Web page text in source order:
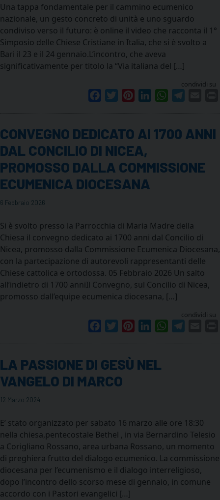
Una tappa fondamentale per il cammino ecumenico
nazionale, un gesto concreto di unità e uno sguardo
condiviso verso il futuro: è online il video che racconta il 1°
Simposio delle Chiese Cristiane in Italia, che si è svolto a
Bari il 23 e il 24 gennaio.L’incontro, che aveva
significativamente per titolo la “Via italiana del […]
condividi su
FacebookTwitterPinterestLinkedInWhatsApp
CONVEGNO DEDICATO AI 1700 ANNI
DAL CONCILIO DI NICEA,
PROMOSSO DALLA COMMISSIONE
ECUMENICA DIOCESANA
6 Febbraio 2026
Si è svolto presso la Parrocchia di Maria Madre della
Chiesa il convegno dedicato ai 1700 anni dal Concilio di
Nicea, promosso dalla Commissione Ecumenica Diocesana,
con la partecipazione di autorevoli rappresentanti delle
Chiese cattolica e ortodossa. 05 Febbraio 2026 Un salto
all’indietro di 1700 anniIl Convegno, sul Concilio di Nicea,
promosso dall’equipe ecumenica diocesana, […]
condividi su
FacebookTwitterPinterestLinkedInWhatsApp
LA PASSIONE DI GESÙ NEL
VANGELO DI MARCO
12 Marzo 2024
E’ stato organizzato per sabato 16 marzo alle ore 18:30
nella chiesa,pentecostale Bethel , in via Bernardino Telesio
a Corigliano Rossano, area urbana Rossano, un momento
di preghiera frutto del dialogo ecumenico. La commissione
diocesana per l’ecumenismo e il dialogo interreligioso,
dopo l’incontro dello scorso mese di gennaio, in comune
accordo con i Pastori evangelici […]